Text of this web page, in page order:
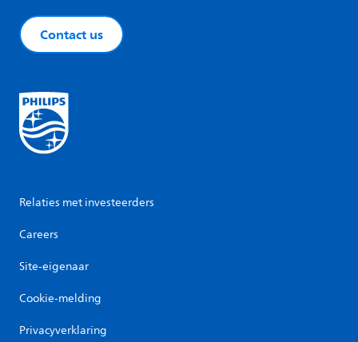
Contact us
Relaties met investeerders
Careers
Site-eigenaar
Cookie-melding
Privacyverklaring